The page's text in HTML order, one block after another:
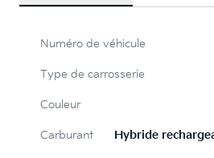
Numéro de véhicule
Type de carrosserie
Couleur
Carburant Hybride